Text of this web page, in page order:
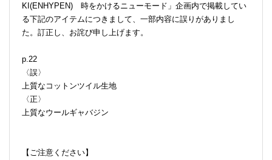
KI(ENHYPEN) 時をかけるニューモード」企画内で掲載してい
る下記のアイテムにつきまして、一部内容に誤りがありまし
た。訂正し、お詫び申し上げます。
p.22
〈誤〉
上質なコットンツイル生地
〈正〉
上質なウールギャバジン
【ご注意ください】